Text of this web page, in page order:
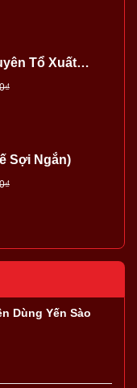
Tổ Xuất
Sợi Ngắn)
Dùng Yến Sào